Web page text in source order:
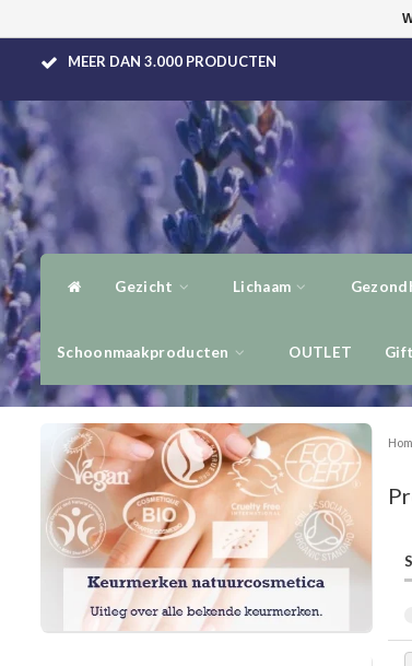
MEER DAN 3.000 PRODUCTEN
Gezicht Lichaam
Schoonmaakproducten OUTLET